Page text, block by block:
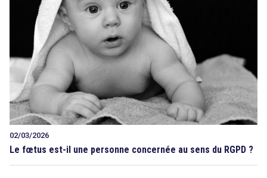
02/03/2026
Le fœtus est-il une personne concernée au sens du RGPD ?